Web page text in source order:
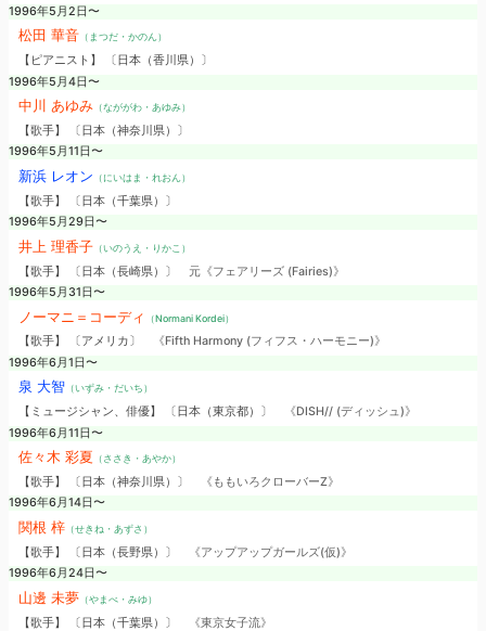
1996年5月2日〜
松田 華音（まつだ・かのん）
【ピアニスト】 〔日本（香川県）〕
1996年5月4日〜
中川 あゆみ（なががわ・あゆみ）
【歌手】 〔日本（神奈川県）〕
1996年5月11日〜
新浜 レオン （にいはま・れおん）
【歌手】 〔日本（千葉県）〕
1996年5月29日〜
井上 理香子（いのうえ・りかこ）
【歌手】 〔日本（長崎県）〕 元《フェアリーズ (Fairies)》
1996年5月31日〜
ノーマニ＝コーディ （Normani Kordei）
【歌手】 〔アメリカ〕
《Fifth Harmony (フィフス・ハーモニー)》
1996年6月1日〜
泉 大智（いずみ・だいち）
【ミュージシャン、俳優】 〔日本（東京都）〕
《DISH// (ディッシュ)》
1996年6月11日〜
佐々木 彩夏 （ささき・あやか）
【歌手】 〔日本（神奈川県）〕
《ももいろクローバーZ》
1996年6月14日〜
関根 梓（せきね・あずさ）
【歌手】 〔日本（長野県）〕
《アップアップガールズ(仮)》
1996年6月24日〜
山邊 未夢（やまべ・みゆ）
【歌手】 〔日本（千葉県）〕
《東京女子流》